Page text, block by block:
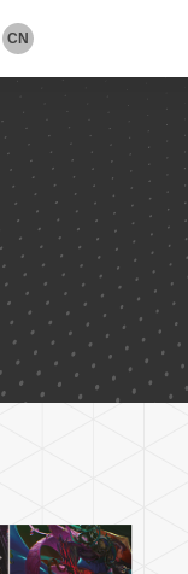
CN